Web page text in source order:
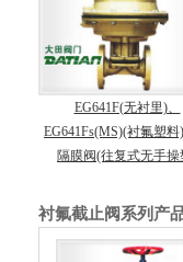
EG641F(无衬里)、
EG641Fs(MS)(衬氟塑料
隔膜阀(往复式无手操
衬氟截止阀系列产